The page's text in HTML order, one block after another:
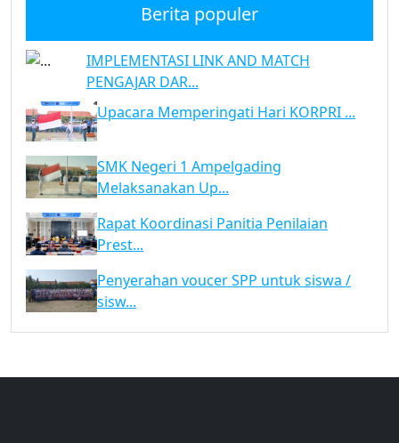
Berita populer
IMPLEMENTASI LINK AND MATCH
PENGAJAR DAR...
Upacara Memperingati Hari KORPRI ...
SMK Negeri 1 Ampelgading
Melaksanakan Up...
Rapat Koordinasi Panitia Penilaian
Prest...
Penyerahan voucer SPP untuk siswa /
sisw...